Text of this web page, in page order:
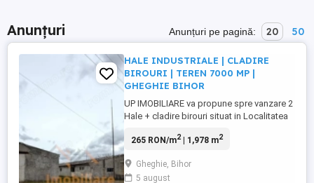
Anunțuri Anunțuri pe pagină: 20 50
HALE INDUSTRIALE | CLADIRE
BIROURI | TEREN 7000 MP |
GHEGHIE BIHOR
UP IMOBILIARE va propune spre vanzare 2
Hale + cladire birouri situat in Localitatea
dublu front stradal, acces facil si
construita in anul 1980, unde a fost
Fabrica de Teracota. Localizare: Judetul
265 RON/m2| 1,978 m2
Gheghie, Bihor
5 august